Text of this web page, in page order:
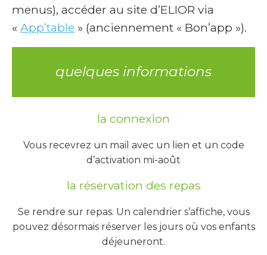
menus), accéder au site d’ELIOR via
« App’table » (anciennement « Bon’app »).
quelques informations
la connexion
Vous recevrez un mail avec un lien et un code
d’activation mi-août
la réservation des repas
Se rendre sur repas. Un calendrier s’affiche, vous
pouvez désormais réserver les jours où vos enfants
déjeuneront.